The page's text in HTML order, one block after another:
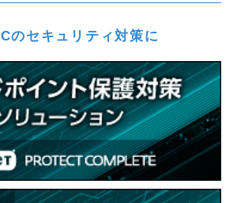
のセキュリティ対策に